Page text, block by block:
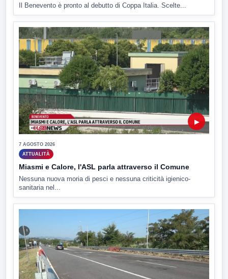
Il Benevento è pronto al debutto di Coppa Italia. Scelte...
▶
7 AGOSTO 2026
ATTUALITÀ
Miasmi e Calore, l'ASL parla attraverso il Comune
Nessuna nuova moria di pesci e nessuna criticità igienico-
sanitaria nel...